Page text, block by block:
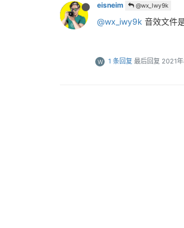
eisneim @wx_Iwy9k
@wx_iwy9k 音效文件
W 1 条回复 最后回复 2021